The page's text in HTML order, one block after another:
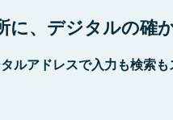
に、デジタルの確
ルアドレスで入力も検索も